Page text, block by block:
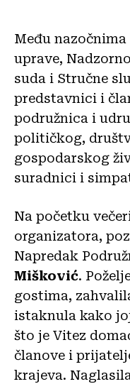
Među
uprave,
suda i Stručne
predstavnici i
podružnica i
političkog,
gospodarskog
suradnici i
Na početku
organizatora,
Napredak
Mišković.
gostima,
istaknula kako
što je Vitez
članove i
krajeva.